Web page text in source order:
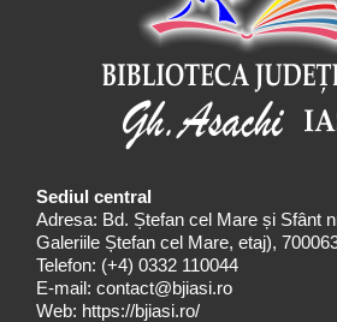
Sediul central
Adresa: Bd. Ștefan cel Mare și Sfânt
Galeriile Ștefan cel Mare, etaj),
Telefon: (+4) 0332 110044
E-mail: contact@bjiasi.ro
Web: https://bjiasi.ro/